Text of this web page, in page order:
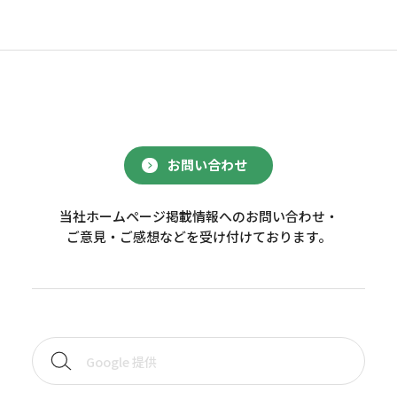
お問い合わせ
当社ホームページ掲載情報へのお問い合わせ・
ご意見・ご感想などを受け付けております。